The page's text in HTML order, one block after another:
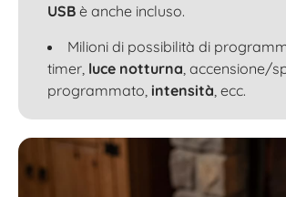
USB è anche incluso.
Milioni di possibilità di
timer, luce notturna , accensione/
programmato, intensità , ecc.